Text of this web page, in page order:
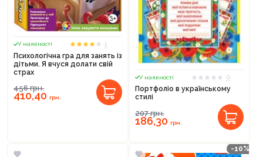
У наявності
1
Психологічна гра для занять із
дітьми. Я вчуся долати свій
страх
456грн.
410,40 грн.
У наявності
0
Портфоліо в українському
стилі
207грн.
186,30 грн.
-10%